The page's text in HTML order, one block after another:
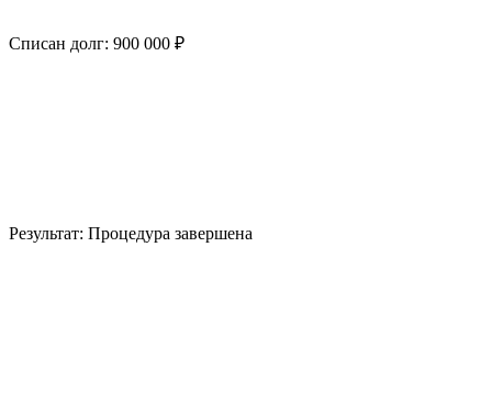
Списан долг: 900 000 ₽
Результат: Процедура завершена